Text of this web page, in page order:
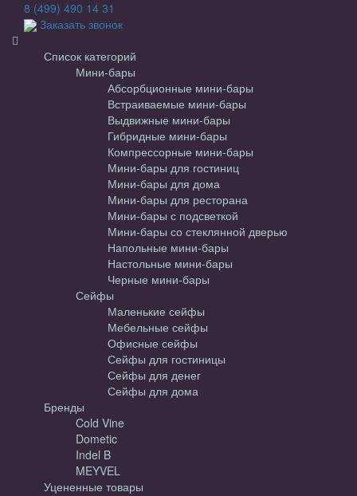
8 (499) 490 14 31
Заказать звонок
Список категорий
Мини-бары
Абсорбционные мини-бары
Встраиваемые мини-бары
Выдвижные мини-бары
Гибридные мини-бары
Компрессорные мини-бары
Мини-бары для гостиниц
Мини-бары для дома
Мини-бары для ресторана
Мини-бары с подсветкой
Мини-бары со стеклянной дверью
Напольные мини-бары
Настольные мини-бары
Черные мини-бары
Сейфы
Маленькие сейфы
Мебельные сейфы
Офисные сейфы
Сейфы для гостиницы
Сейфы для денег
Сейфы для дома
Бренды
Cold Vine
Dometic
Indel B
MEYVEL
Уцененные товары